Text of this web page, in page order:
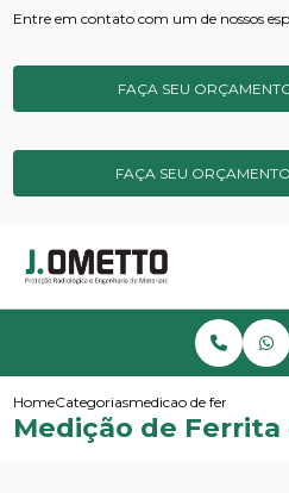
Entre em contato com um de nossos
FAÇA SEU
FAÇA SEU
HomeCategoriasmedicao de ferrita delta
Medição de